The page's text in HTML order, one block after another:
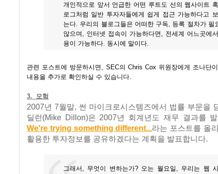
개인적으로 앞서 언급한 어떤 루트도 선의 웹사이트
로그처럼 일반 투자자들에게 쉽게 접근 가능하다고
는다. 우리의 블로그들은 어떠한 구독, 등록 절차가 필
않으며, 인터넷 접속이 가능하다면, 전세계 어느곳에
용이 가능하다. 동시에 말이다.
관련 포스트에 방문하시면, SEC의 Chris Cox 위원장에게 조나단
내용을 추가로 확인하실 수 있습니다.
3. 모험
2007년 7월말, 썬 마이크로시스템즈에서 법률 부문을
딜런(Mike Dillon)은 2007년 회계년도 재무 결과를
We're trying something different... 라는 포스트를 올
활용한 투자정보를 공유하겠다는 계획을 발표합니다.
그래서, 무엇이 변하는가? 오는 월요일, 우리는 웹